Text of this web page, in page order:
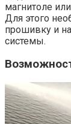
магнитоле
Для этого
прошивку и
системы.